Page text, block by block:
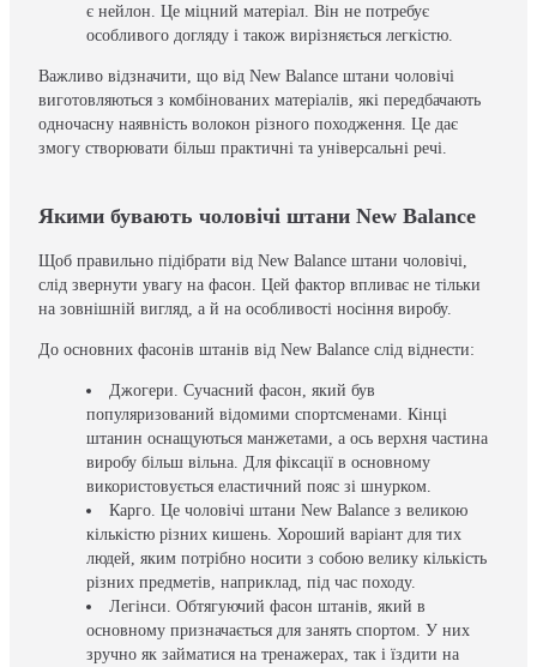
є нейлон. Це міцний матеріал. Він не потребує
особливого догляду і також вирізняється легкістю.
Важливо відзначити, що від New Balance штани чоловічі
виготовляються з комбінованих матеріалів, які передбачають
одночасну наявність волокон різного походження. Це дає
змогу створювати більш практичні та універсальні речі.
Якими бувають чоловічі штани New Balance
Щоб правильно підібрати від New Balance штани чоловічі,
слід звернути увагу на фасон. Цей фактор впливає не тільки
на зовнішній вигляд, а й на особливості носіння виробу.
До основних фасонів штанів від New Balance слід віднести:
Джогери. Сучасний фасон, який був
популяризований відомими спортсменами. Кінці
штанин оснащуються манжетами, а ось верхня частина
виробу більш вільна. Для фіксації в основному
використовується еластичний пояс зі шнурком.
Карго. Це чоловічі штани New Balance з великою
кількістю різних кишень. Хороший варіант для тих
людей, яким потрібно носити з собою велику кількість
різних предметів, наприклад, під час походу.
Легінси. Обтягуючий фасон штанів, який в
основному призначається для занять спортом. У них
зручно як займатися на тренажерах, так і їздити на